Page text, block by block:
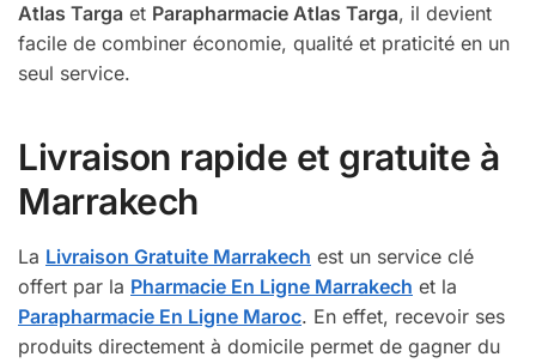
Atlas Targa et Parapharmacie Atlas Targa, il devient
facile de combiner économie, qualité et praticité en un
seul service.
Livraison rapide et gratuite à
Marrakech
La Livraison Gratuite Marrakech est un service clé
offert par la Pharmacie En Ligne Marrakech et la
Parapharmacie En Ligne Maroc. En effet, recevoir ses
produits directement à domicile permet de gagner du